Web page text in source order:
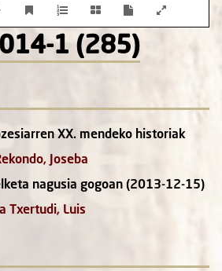
1 (285)
XX. mendeko historiak
Joseba
nagusia gogoan (2013-12-15)
Txertudi, Luis